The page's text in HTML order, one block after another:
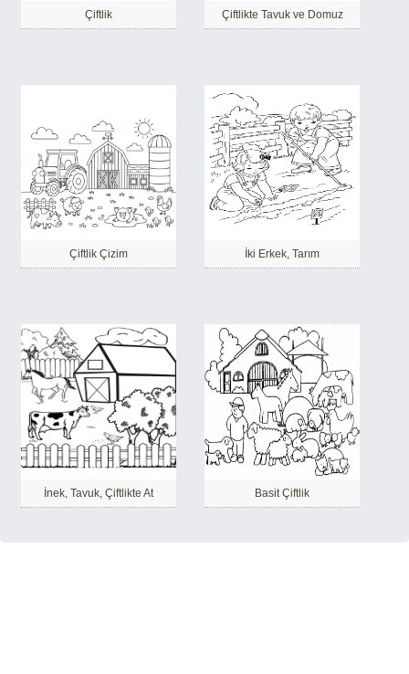
Çiftlik Çiftlikte Tavuk ve Domuz
Çiftlik Çizim İki Erkek, Tarım
İnek, Tavuk, Çiftlikte At Basit Çiftlik